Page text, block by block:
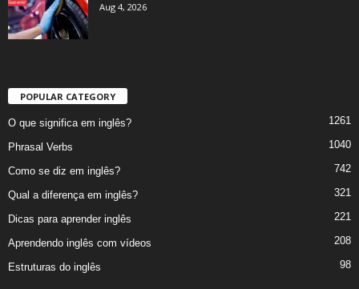
Aug 4, 2026
POPULAR CATEGORY
O que significa em inglês? 1261
Phrasal Verbs 1040
Como se diz em inglês? 742
Qual a diferença em inglês? 321
Dicas para aprender inglês 221
Aprendendo inglês com vídeos 208
Estruturas do inglês 98